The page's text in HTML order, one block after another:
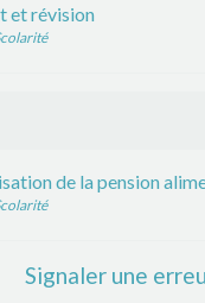
et révision
de la pension
Signaler une